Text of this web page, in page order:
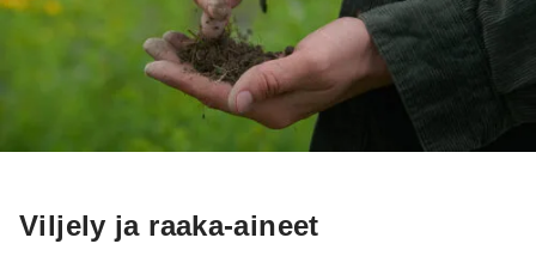
Viljely ja raaka-aineet